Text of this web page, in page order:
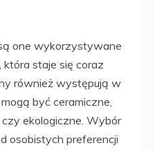
one wykorzystywane
która staje się coraz
również występują w
być ceramiczne,
ekologiczne. Wybór
osobistych preferencji